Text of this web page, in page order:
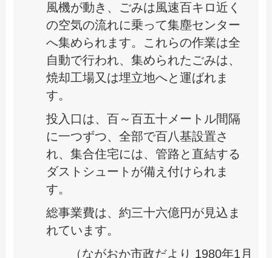
風機が動き、ごみは風速百キロ近く
の空気の流れに乗って集塵センター
へ集められます。これらの作業は全
自動で行われ、集められたごみは、
焼却工場又は埋立地へと運ばれま
す。
投入口は、百～百五十メートル間隔
に一つずつ、全部で百八基設置さ
れ、集合住宅には、管路と直結する
ダストシュートが備え付けられま
す。
総事業費は、約三十六億円が見込ま
れています。
（ながおか市政だより 1980年1月